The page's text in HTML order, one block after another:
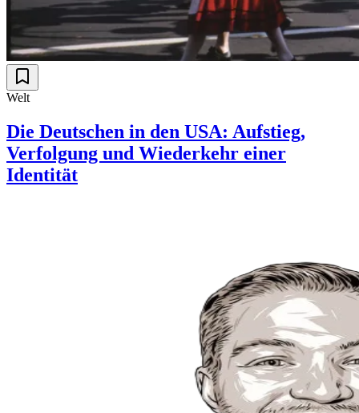
Welt
Die Deutschen in den USA: Aufstieg,
Verfolgung und Wiederkehr einer
Identität